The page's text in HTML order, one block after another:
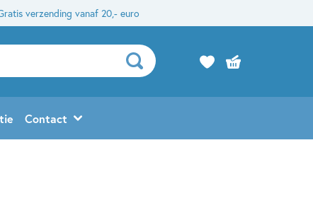
verzending vanaf 20,- euro
Contact